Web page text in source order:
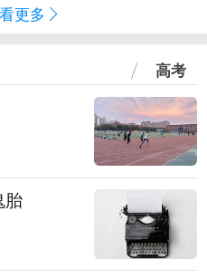
更多
高考
胎